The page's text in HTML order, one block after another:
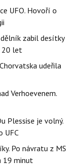
UFO. Hovoří o
dělník zabil desítky
20 let
udeřila
Verhoevenem.
Plessise je volný.
UFC
Po návratu z MS
19 minut